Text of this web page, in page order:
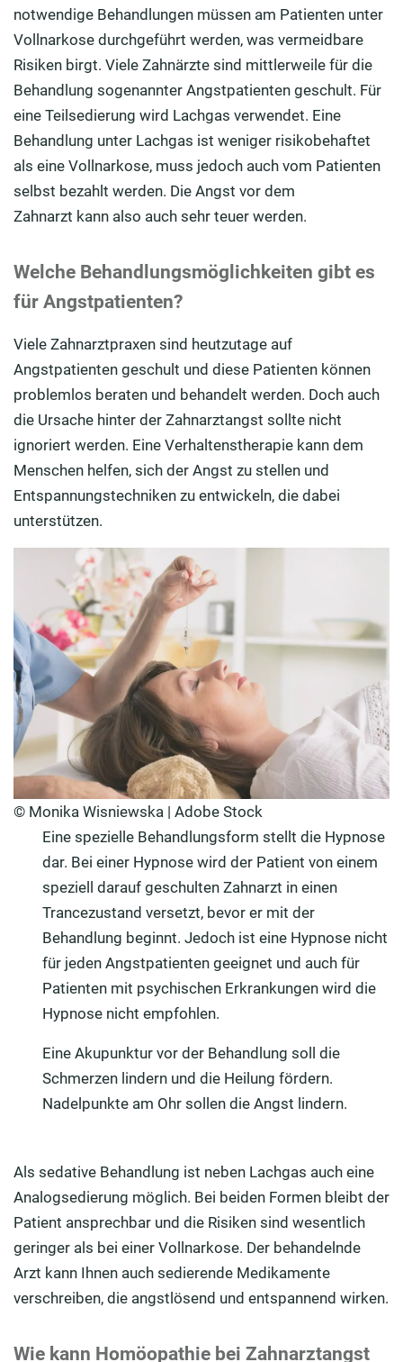
notwendige Behandlungen müssen am Patienten unter
Vollnarkose durchgeführt werden, was vermeidbare
Risiken birgt. Viele Zahnärzte sind mittlerweile für die
Behandlung sogenannter Angstpatienten geschult. Für
eine Teilsedierung wird Lachgas verwendet. Eine
Behandlung unter Lachgas ist weniger risikobehaftet
als eine Vollnarkose, muss jedoch auch vom Patienten
selbst bezahlt werden. Die Angst vor dem
Zahnarzt kann also auch sehr teuer werden.
Welche Behandlungsmöglichkeiten gibt es
für Angstpatienten?
Viele Zahnarztpraxen sind heutzutage auf
Angstpatienten geschult und diese Patienten können
problemlos beraten und behandelt werden. Doch auch
die Ursache hinter der Zahnarztangst sollte nicht
ignoriert werden. Eine Verhaltenstherapie kann dem
Menschen helfen, sich der Angst zu stellen und
Entspannungstechniken zu entwickeln, die dabei
unterstützen.
© Monika Wisniewska | Adobe Stock
Eine spezielle Behandlungsform stellt die Hypnose
dar. Bei einer Hypnose wird der Patient von einem
speziell darauf geschulten Zahnarzt in einen
Trancezustand versetzt, bevor er mit der
Behandlung beginnt. Jedoch ist eine Hypnose nicht
für jeden Angstpatienten geeignet und auch für
Patienten mit psychischen Erkrankungen wird die
Hypnose nicht empfohlen.
Eine Akupunktur vor der Behandlung soll die
Schmerzen lindern und die Heilung fördern.
Nadelpunkte am Ohr sollen die Angst lindern.
Als sedative Behandlung ist neben Lachgas auch eine
Analogsedierung möglich. Bei beiden Formen bleibt der
Patient ansprechbar und die Risiken sind wesentlich
geringer als bei einer Vollnarkose. Der behandelnde
Arzt kann Ihnen auch sedierende Medikamente
verschreiben, die angstlösend und entspannend wirken.
Wie kann Homöopathie bei Zahnarztangst